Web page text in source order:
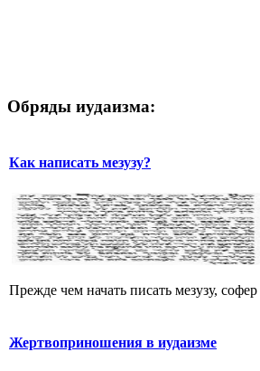
Обряды иудаизма:
Как написать мезузу?
Прежде чем начать писать мезузу,
Жертвоприношения в иудаизме